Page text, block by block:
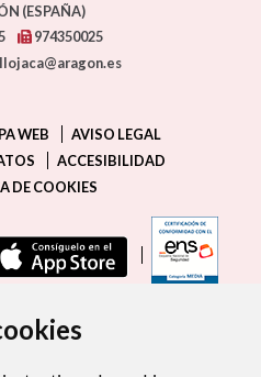
(ESPAÑA)
974350025
WEB
AVISO LEGAL
ACCESIBILIDAD
DE COOKIES